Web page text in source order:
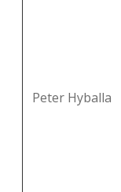
Peter Hyballa